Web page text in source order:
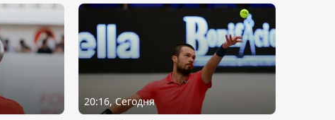
20:16, Сегодня